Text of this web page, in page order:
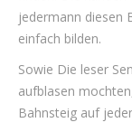
jedermann diesen
einfach bilden.
Sowie Die leser
aufblasen
Bahnsteig auf